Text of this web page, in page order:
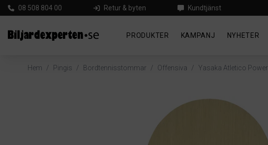
08 508 804 00 Retur & byten Kundtjänst
PRODUKTER KAMPANJ NYHETER
Hem / Pingis / Bordtennisstommar / Offensiva / Yasaka Atletico Power